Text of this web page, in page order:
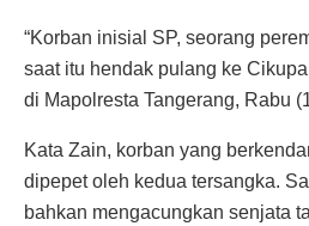
“Korban inisial SP, seorang
saat itu hendak pulang ke
di Mapolresta Tangerang, Rabu
Kata Zain, korban yang
dipepet oleh kedua tersangka.
bahkan mengacungkan senjata